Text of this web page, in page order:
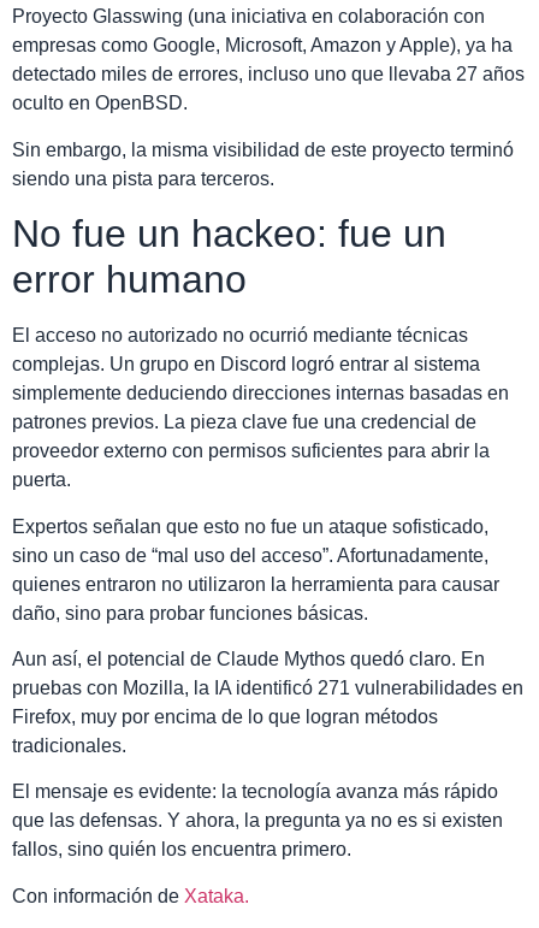
Proyecto Glasswing (una iniciativa en colaboración con
empresas como Google, Microsoft, Amazon y Apple), ya ha
detectado miles de errores, incluso uno que llevaba 27 años
oculto en OpenBSD.
Sin embargo, la misma visibilidad de este proyecto terminó
siendo una pista para terceros.
No fue un hackeo: fue un
error humano
El acceso no autorizado no ocurrió mediante técnicas
complejas. Un grupo en Discord logró entrar al sistema
simplemente deduciendo direcciones internas basadas en
patrones previos. La pieza clave fue una credencial de
proveedor externo con permisos suficientes para abrir la
puerta.
Expertos señalan que esto no fue un ataque sofisticado,
sino un caso de “mal uso del acceso”. Afortunadamente,
quienes entraron no utilizaron la herramienta para causar
daño, sino para probar funciones básicas.
Aun así, el potencial de Claude Mythos quedó claro. En
pruebas con Mozilla, la IA identificó 271 vulnerabilidades en
Firefox, muy por encima de lo que logran métodos
tradicionales.
El mensaje es evidente: la tecnología avanza más rápido
que las defensas. Y ahora, la pregunta ya no es si existen
fallos, sino quién los encuentra primero.
Con información de Xataka.